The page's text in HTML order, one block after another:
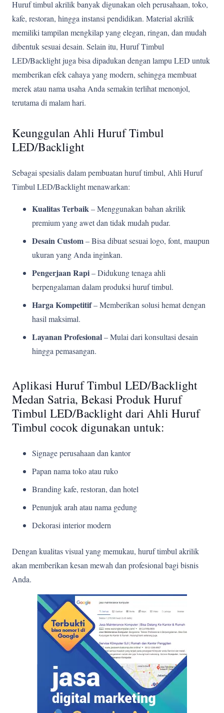
Huruf timbul akrilik banyak digunakan oleh perusahaan, toko,
kafe, restoran, hingga instansi pendidikan. Material akrilik
memiliki tampilan mengkilap yang elegan, ringan, dan mudah
dibentuk sesuai desain. Selain itu, Huruf Timbul
LED/Backlight juga bisa dipadukan dengan lampu LED untuk
memberikan efek cahaya yang modern, sehingga membuat
merek atau nama usaha Anda semakin terlihat menonjol,
terutama di malam hari.
Keunggulan Ahli Huruf Timbul
LED/Backlight
Sebagai spesialis dalam pembuatan huruf timbul, Ahli Huruf
Timbul LED/Backlight menawarkan:
Kualitas Terbaik– Menggunakan bahan akrilik
premium yang awet dan tidak mudah pudar.
Desain Custom– Bisa dibuat sesuai logo, font, maupun
ukuran yang Anda inginkan.
Pengerjaan Rapi– Didukung tenaga ahli
berpengalaman dalam produksi huruf timbul.
Harga Kompetitif– Memberikan solusi hemat dengan
hasil maksimal.
Layanan Profesional– Mulai dari konsultasi desain
hingga pemasangan.
Aplikasi Huruf Timbul LED/Backlight
Medan Satria, Bekasi Produk Huruf
Timbul LED/Backlight dari Ahli Huruf
Timbul cocok digunakan untuk:
Signage perusahaan dan kantor
Papan nama toko atau ruko
Branding kafe, restoran, dan hotel
Penunjuk arah atau nama gedung
Dekorasi interior modern
Dengan kualitas visual yang memukau, huruf timbul akrilik
akan memberikan kesan mewah dan profesional bagi bisnis
Anda.